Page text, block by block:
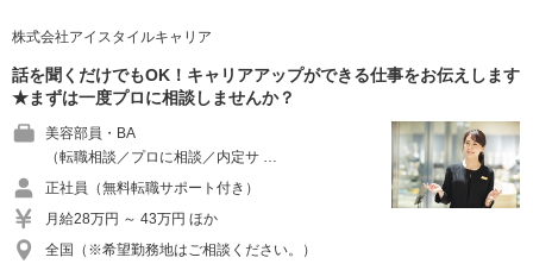
株式会社アイスタイルキャリア
話を聞くだけでもOK！キャリアアップができる仕事をお伝えします
★まずは一度プロに相談しませんか？
美容部員・BA
（転職相談／プロに相談／内定サ …
正社員（無料転職サポート付き）
月給28万円 ～ 43万円 ほか
全国（※希望勤務地はご相談ください。）